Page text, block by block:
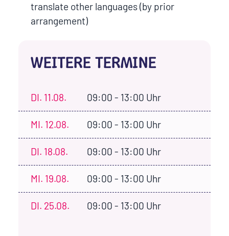
translate other languages (by prior
arrangement)
WEITERE TERMINE
DI. 11.08. 09:00 - 13:00 Uhr
MI. 12.08. 09:00 - 13:00 Uhr
DI. 18.08. 09:00 - 13:00 Uhr
MI. 19.08. 09:00 - 13:00 Uhr
DI. 25.08. 09:00 - 13:00 Uhr